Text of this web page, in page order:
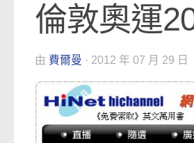
倫敦奧運
由 費爾曼 · 2012 年 07 月 29 日